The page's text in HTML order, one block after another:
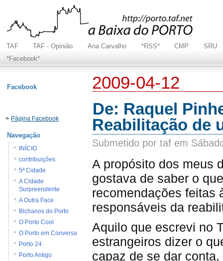
TAF TAF - Opinião Ana Carvalho *RSS* CMP
SRU
*Facebook*
2009-04-12
De: Raquel
Reabilitação de
Submetido por taf em
A propósito dos meus
gostava de saber o
recomendações feitas
responsáveis da
Aquilo que escrevi no
estrangeiros dizer o
capaz de se dar
Facebook
> Página Facebook
Navegação
INÍCIO
contribuições
5ª Cidade
A Cidade
Surpreendente
A Outra Face
Bichanos do Porto
O Porto Cool
O Porto em Conversa
Porto 24
Porto Antigo